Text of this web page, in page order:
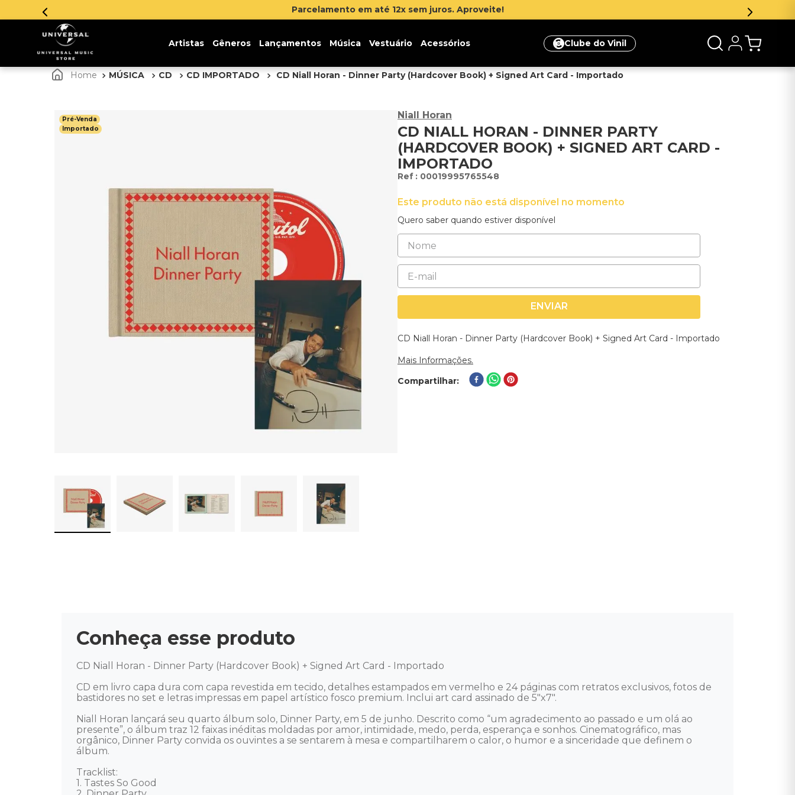
Inscreva-se na
Artistas Gêneros Lançamentos Música Vestuário Acessórios Clube do Vinil
MÚSICA CD CD IMPORTADO CD Niall Horan - Dinner Party (Hardcover Book) + Signed Art Card - Importado
Pré-Venda
Importado
Niall Horan
CD NIALL HORAN - DINNER PARTY
(HARDCOVER BOOK) + SIGNED ART CARD -
IMPORTADO
: 00019995765548
Este produto não está disponível no momento
Quero saber quando estiver disponível
ENVIAR
CD Niall Horan - Dinner Party (Hardcover Book) + Signed Art Card - Importado
Mais Informações.
Compartilhar
Conheça esse produto
CD Niall Horan - Dinner Party (Hardcover Book) + Signed Art Card - Importado
CD em livro capa dura com capa revestida em tecido, detalhes estampados em vermelho e 24 páginas com retratos exclusivos, fotos de
bastidores no set e letras impressas em papel artístico fosco premium. Inclui art card assinado de 5"x7".
Niall Horan lançará seu quarto álbum solo, Dinner Party, em 5 de junho. Descrito como “um agradecimento ao passado e um olá ao
presente”, o álbum traz 12 faixas inéditas moldadas por amor, intimidade, medo, perda, esperança e sonhos. Cinematográfico, mas
orgânico, Dinner Party convida os ouvintes a se sentarem à mesa e compartilharem o calor, o humor e a sinceridade que definem o
álbum.
Tracklist:
1. Tastes So Good